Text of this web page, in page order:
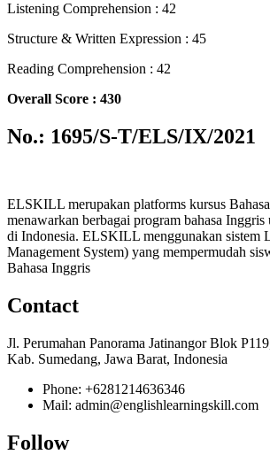
Listening Comprehension : 42
Structure & Written Expression : 45
Reading Comprehension : 42
Overall Score : 430
No.: 1695/S-T/ELS/IX/2021
ELSKILL merupakan platforms kursus
menawarkan berbagai program bahasa
di Indonesia. ELSKILL menggunakan sistem
Management System) yang mempermudah
Bahasa Inggris
Contact
Jl. Perumahan Panorama Jatinangor Blok
Kab. Sumedang, Jawa Barat, Indonesia
Phone: +6281214636346
Mail: admin@englishlearningskill.com
Follow